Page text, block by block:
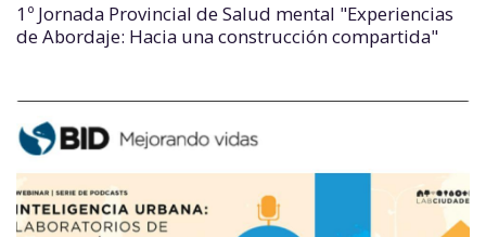
1º Jornada Provincial de Salud mental "Experiencias
de Abordaje: Hacia una construcción compartida"